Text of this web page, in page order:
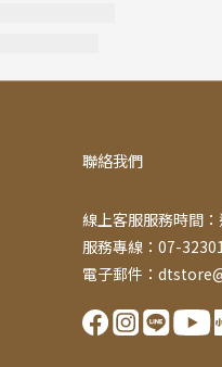
聯絡我們
線上客服服務時間
服務專線：07-
電子郵件：